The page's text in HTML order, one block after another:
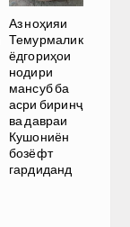
Аз ноҳияи
Темурмалик
ёдгориҳои
нодири
мансуб ба
асри биринҷ
ва давраи
Кушониён
бозёфт
гардиданд